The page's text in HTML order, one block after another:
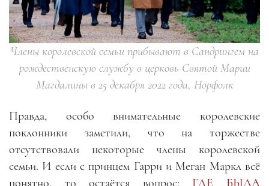
Члены королевской семьи прибывают в Сандрингем на
рождественскую службу в церковь Святой Марии
Магдалины в 25 декабря 2022 года, Норфолк
Правда, особо внимательные королевские
поклонники заметили, что на торжестве
отсутствовали некоторые члены королевской
семьи. И если с принцем Гарри и Меган Маркл всё
понятно, то остаётся вопрос: ГДЕ БЫЛА